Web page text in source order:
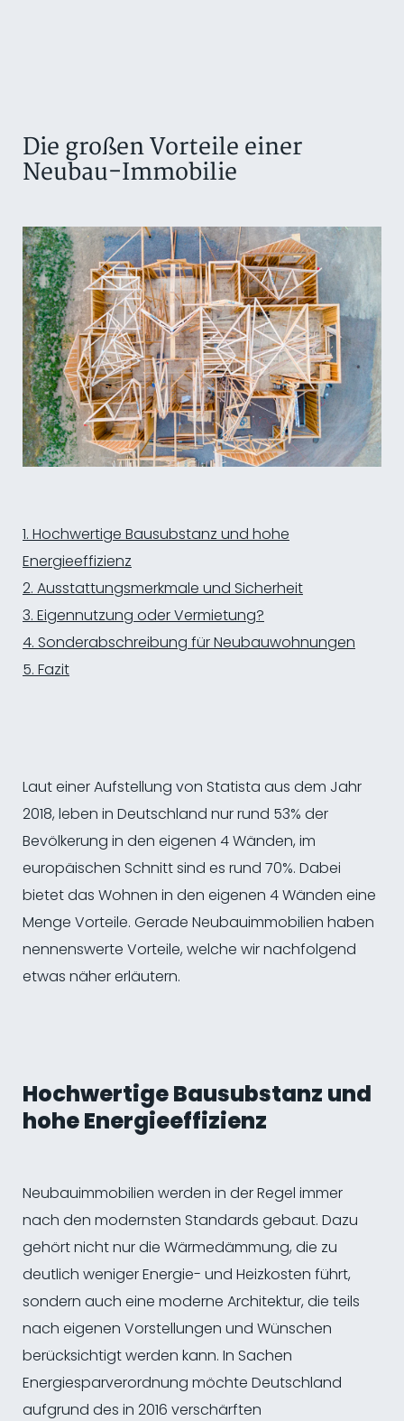
Die großen Vorteile einer
Neubau-Immobilie
Hochwertige Bausubstanz und hohe
Energieeffizienz
Ausstattungsmerkmale und Sicherheit
Eigennutzung oder Vermietung?
Sonderabschreibung für Neubauwohnungen
Fazit
Laut einer Aufstellung von Statista aus dem Jahr
2018, leben in Deutschland nur rund 53% der
Bevölkerung in den eigenen 4 Wänden, im
europäischen Schnitt sind es rund 70%. Dabei
bietet das Wohnen in den eigenen 4 Wänden eine
Menge Vorteile. Gerade Neubauimmobilien haben
nennenswerte Vorteile, welche wir nachfolgend
etwas näher erläutern.
Hochwertige Bausubstanz und
hohe Energieeffizienz
Neubauimmobilien werden in der Regel immer
nach den modernsten Standards gebaut. Dazu
gehört nicht nur die Wärmedämmung, die zu
deutlich weniger Energie- und Heizkosten führt,
sondern auch eine moderne Architektur, die teils
nach eigenen Vorstellungen und Wünschen
berücksichtigt werden kann. In Sachen
Energiesparverordnung möchte Deutschland
aufgrund des in 2016 verschärften